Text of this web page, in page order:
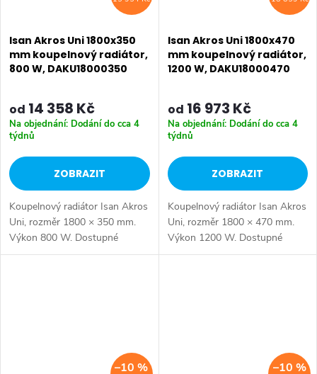
Isan Akros Uni 1800x350
mm koupelnový radiátor,
800 W, DAKU18000350
od 14 358 Kč
Na objednání: Dodání do cca 4
týdnů
ZOBRAZIT
Koupelnový radiátor Isan Akros
Uni, rozměr 1800 × 350 mm.
Výkon 800 W. Dostupné
rozměry 1500x350 mm
Isan Akros Uni 1800x470
mm koupelnový radiátor,
1200 W, DAKU18000470
od 16 973 Kč
Na objednání: Dodání do cca 4
týdnů
ZOBRAZIT
Koupelnový radiátor Isan Akros
Uni, rozměr 1800 × 470 mm.
Výkon 1200 W. Dostupné
rozměry 1500x350 mm
–10 % –10 %